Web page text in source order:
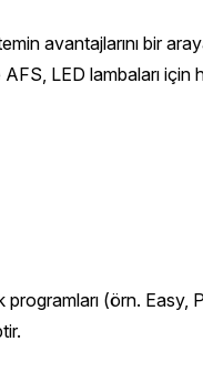
avantajlarını bir
LED lambaları
programları (örn.